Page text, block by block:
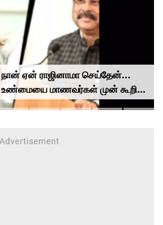
நான் ஏன் ராஜினாமா செய்தேன்...
உண்மையை மாணவர்கள் முன் கூறிய
தர்மேந்திர பிரதான்...